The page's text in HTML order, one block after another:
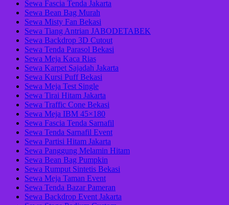
Sewa Fascia Tenda Jakarta
Sewa Bean Bag Murah
Sewa Misty Fan Bekasi
Sewa Tiang Antrian JABODETABEK
Sewa Backdrop 3D Cutout
Sewa Tenda Parasol Bekasi
Sewa Meja Kaca Rias
Sewa Karpet Sajadah Jakarta
Sewa Kursi Puff Bekasi
Sewa Meja Test Single
Sewa Tirai Hitam Jakarta
Sewa Traffic Cone Bekasi
Sewa Meja IBM 45×180
Sewa Fascia Tenda Sarnafil
Sewa Tenda Sarnafil Event
Sewa Partisi Hitam Jakarta
Sewa Panggung Melamin Hitam
Sewa Bean Bag Pumpkin
Sewa Rumput Sintetis Bekasi
Sewa Meja Taman Event
Sewa Tenda Bazar Pameran
Sewa Backdrop Event Jakarta